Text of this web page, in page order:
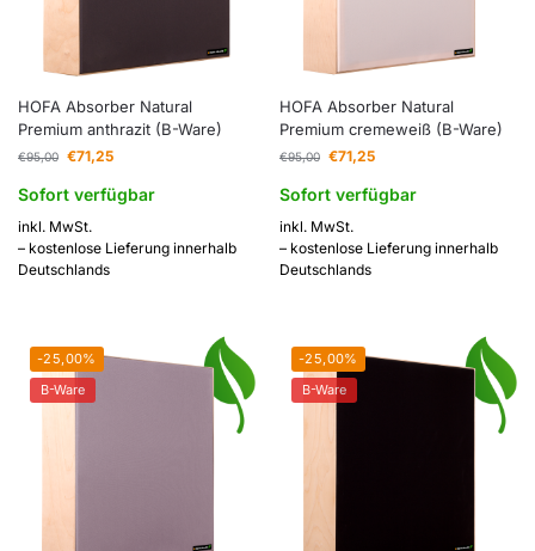
HOFA Absorber Natural
Premium anthrazit (B-Ware)
€95,00 €71,25
Sofort verfügbar
inkl. MwSt.
– kostenlose Lieferung innerhalb
Deutschlands
HOFA Absorber Natural
Premium cremeweiß (B-Ware)
€95,00 €71,25
Sofort verfügbar
inkl. MwSt.
– kostenlose Lieferung innerhalb
Deutschlands
-25,00%
B-Ware
-25,00%
B-Ware